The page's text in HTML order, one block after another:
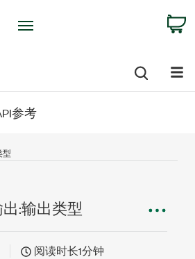
Search
参考
:输出类型
阅读时长1分钟